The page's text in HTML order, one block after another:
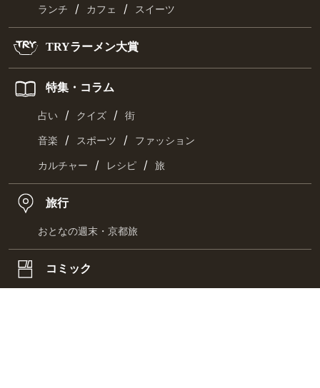
ランチ / カフェ / スイーツ
TRYラーメン大賞
特集・コラム
占い / クイズ / 街
音楽 / スポーツ / ファッション
カルチャー / レシピ / 旅
旅行
おとなの週末・京都旅
コミック